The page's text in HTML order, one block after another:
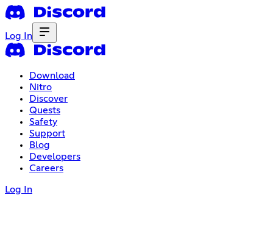
Log In
Download
Nitro
Discover
Quests
Safety
Support
Blog
Developers
Careers
Log In